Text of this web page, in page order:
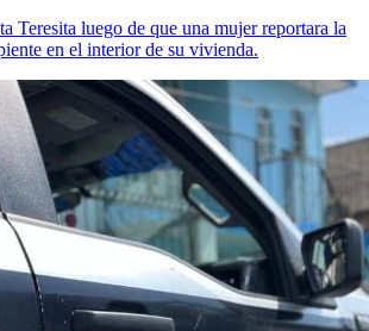
Teresita luego de que una mujer reportara la
en el interior de su vivienda.